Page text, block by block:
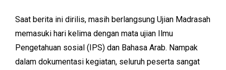
Saat berita ini dirilis, masih berlangsung Ujian Madrasah
memasuki hari kelima dengan mata ujian Ilmu
Pengetahuan sosial (IPS) dan Bahasa Arab. Nampak
dalam dokumentasi kegiatan, seluruh peserta sangat